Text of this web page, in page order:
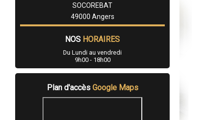
SOCOREBAT
49000 Angers
NOS HORAIRES
Du Lundi au vendredi
9h00 - 18h00
Plan d'accès Google Maps